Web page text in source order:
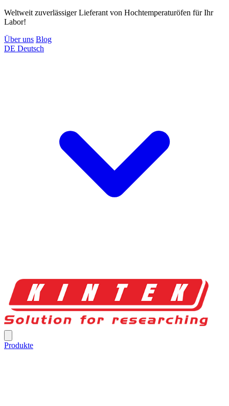
Weltweit zuverlässiger Lieferant von Hochtemperaturöfen für Ihr
Labor!
Über uns Blog
DE Deutsch
Produkte